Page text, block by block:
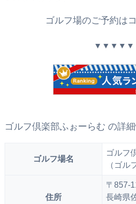
ゴルフ場のご予約は
▼▼▼▼▼
ゴルフ倶楽部ふぉーらむ の詳
ゴルフ場名
ゴルフ
（ゴル
住所
〒857-
長崎県